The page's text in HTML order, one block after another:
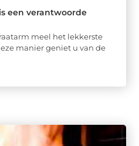
een verantwoorde
meel het lekkerste
manier geniet u van de